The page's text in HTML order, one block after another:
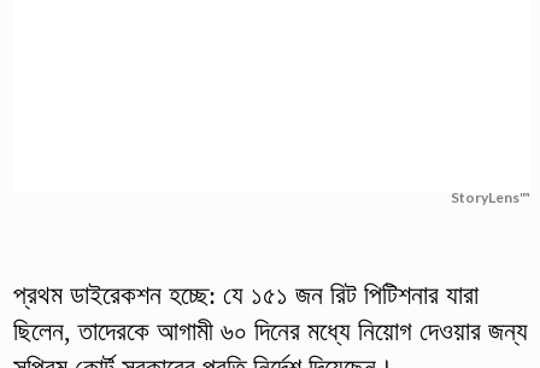
StoryLens™
প্রথম ডাইরেকশন হচ্ছে: যে ১৫১ জন রিট পিটিশনার যারা
ছিলেন, তাদেরকে আগামী ৬০ দিনের মধ্যে নিয়োগ দেওয়ার জন্য